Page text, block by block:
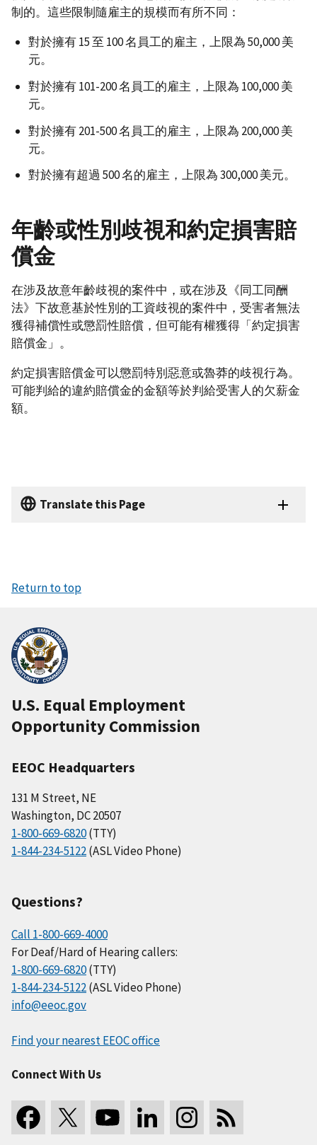
制的。這些限制隨雇主的規模而有所不同：
對於擁有 15 至 100 名員工的雇主，上限為 50,000 美
元。
對於擁有 101-200 名員工的雇主，上限為 100,000 美
元。
對於擁有 201-500 名員工的雇主，上限為 200,000 美
元。
對於擁有超過 500 名的雇主，上限為 300,000 美元。
年齡或性別歧視和約定損害賠
償金
在涉及故意年齡歧視的案件中，或在涉及《同工同酬
法》下故意基於性別的工資歧視的案件中，受害者無法
獲得補償性或懲罰性賠償，但可能有權獲得「約定損害
賠償金」。
約定損害賠償金可以懲罰特別惡意或魯莽的歧視行為。
可能判給的違約賠償金的金額等於判給受害人的欠薪金
額。
Translate this Page
Return to top
U.S. Equal Employment
Opportunity Commission
EEOC Headquarters
131 M Street, NE
Washington, DC 20507
1-800-669-6820(TTY)
1-844-234-5122(ASL Video Phone)
Questions?
Call 1-800-669-4000
For Deaf/Hard of Hearing callers:
1-800-669-6820(TTY)
1-844-234-5122(ASL Video Phone)
info@eeoc.gov
Find your nearest EEOC office
Connect With Us